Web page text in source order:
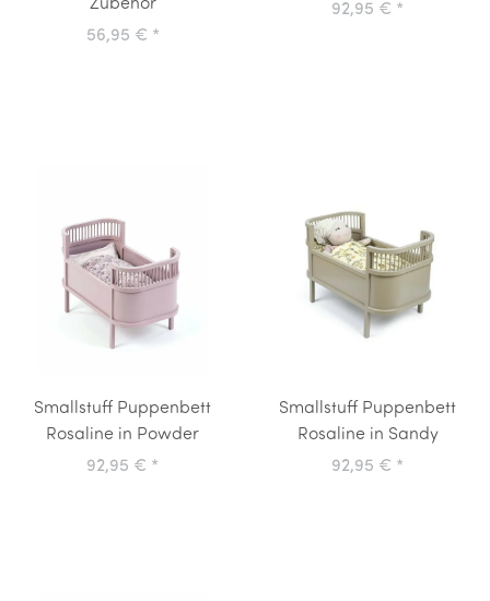
Zubehör
56,95 € *
92,95 € *
Smallstuff Puppenbett
Rosaline in Powder
92,95 € *
Smallstuff Puppenbett
Rosaline in Sandy
92,95 € *